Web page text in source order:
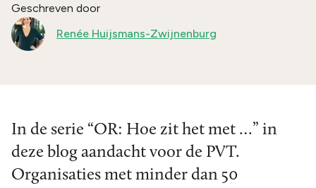
Geschreven door
Renée Huijsmans-Zwijnenburg
In de serie “OR: Hoe zit het met …” in
deze blog aandacht voor de PVT.
Organisaties met minder dan 50